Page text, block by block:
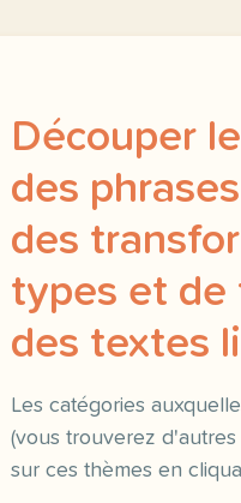
Découper
des
des
types et de
des textes
Les catégories
(vous trouverez
sur ces thèmes en